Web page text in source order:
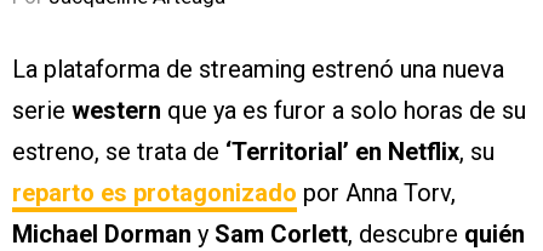
La plataforma de streaming estrenó una nueva
serie western que ya es furor a solo horas de su
estreno, se trata de ‘Territorial’ en Netflix, su
reparto es protagonizado por Anna Torv,
Michael Dorman y Sam Corlett, descubre quién